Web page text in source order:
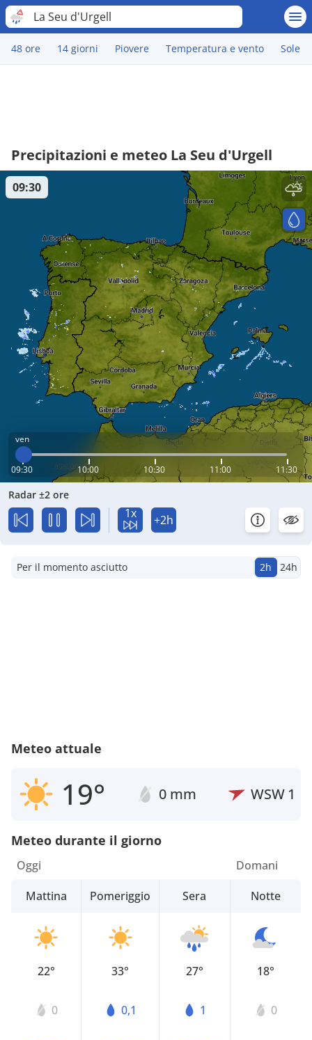
La Seu d'Urgell
48 ore 14 giorni Piovere Temperatura e vento Sole
Precipitazioni e meteo La Seu d'Urgell
ven
09:30 10:00 10:30 11:00 11:30
09:30
Radar ±2 ore
1x +2h
Per il momento asciutto 2h 24h
Meteo attuale
19° 0 mm WSW 1
Meteo durante il giorno
Oggi
Mattina
22°
0
Pomeriggio
33°
0,1
Sera
27°
1
Domani
Notte
18°
0